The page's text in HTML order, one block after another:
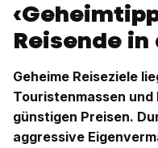
Reisende
Geheime Reiseziele
Touristenmassen
günstigen Preisen.
aggressive